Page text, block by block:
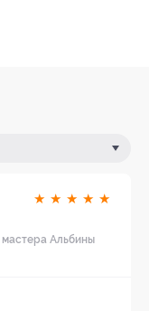
★ ★ ★ ★ ★
Альбины